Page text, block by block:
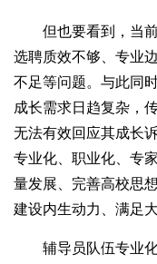
但也要看到，当前
选聘质效不够、专业
不足等问题。与此同
成长需求日趋复杂，
无法有效回应其成长
专业化、职业化、专
量发展、完善高校思
建设内生动力、满足
辅导员队伍专业化